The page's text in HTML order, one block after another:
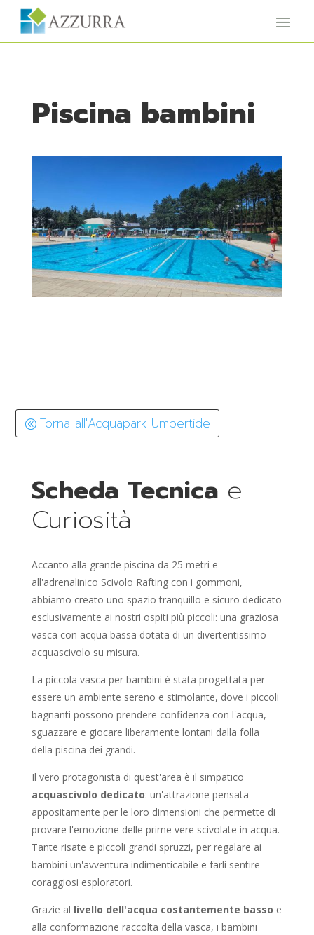
Piscina bambini
Torna all'Acquapark Umbertide
Scheda Tecnica e
Curiosità
Accanto alla grande piscina da 25 metri e
all'adrenalinico Scivolo Rafting con i gommoni,
abbiamo creato uno spazio tranquillo e sicuro dedicato
esclusivamente ai nostri ospiti più piccoli: una graziosa
vasca con acqua bassa dotata di un divertentissimo
acquascivolo su misura.
La piccola vasca per bambini è stata progettata per
essere un ambiente sereno e stimolante, dove i piccoli
bagnanti possono prendere confidenza con l'acqua,
sguazzare e giocare liberamente lontani dalla folla
della piscina dei grandi.
Il vero protagonista di quest'area è il simpatico
acquascivolo dedicato: un'attrazione pensata
appositamente per le loro dimensioni che permette di
provare l'emozione delle prime vere scivolate in acqua.
Tante risate e piccoli grandi spruzzi, per regalare ai
bambini un'avventura indimenticabile e farli sentire
coraggiosi esploratori.
Grazie al livello dell'acqua costantemente basso e
alla conformazione raccolta della vasca, i bambini